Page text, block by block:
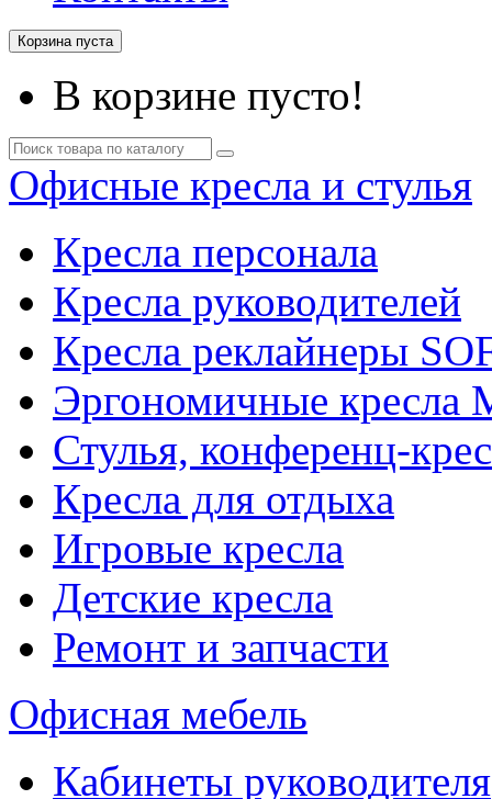
Корзина пуста
В корзине пусто!
Офисные кресла и стулья
Кресла персонала
Кресла руководителей
Кресла реклайнеры
Эргономичные
Стулья, конференц-
Кресла для отдыха
Игровые кресла
Детские кресла
Ремонт и запчасти
Офисная мебель
Кабинеты руководителя